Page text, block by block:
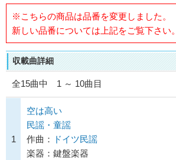
※こちらの商品は品番を変更しました。
新しい品番については上記をご覧下さい。
収載曲詳細
全15曲中 1 ～ 10曲目
1
空は高い
民謡・童謡
作曲：
ドイツ民謡
楽器：鍵盤楽器